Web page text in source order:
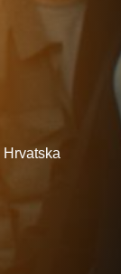
Hrvatska